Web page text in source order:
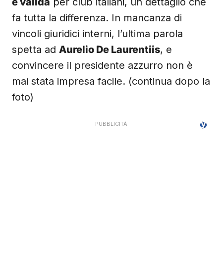
è valida per club italiani, un dettaglio che
fa tutta la differenza. In mancanza di
vincoli giuridici interni, l’ultima parola
spetta ad Aurelio De Laurentiis, e
convincere il presidente azzurro non è
mai stata impresa facile. (continua dopo la
foto)